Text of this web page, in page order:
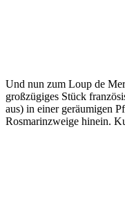
Und nun zum Loup de
großzügiges Stück
aus) in einer geräumigen
Rosmarinzweige hinein.